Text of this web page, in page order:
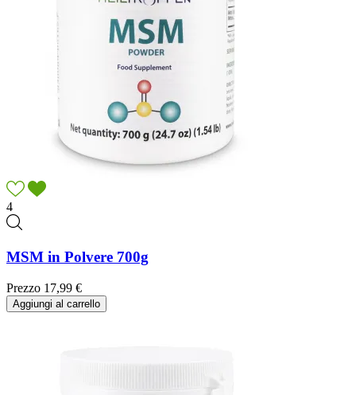
4
MSM in Polvere 700g
Prezzo 17,99 €
Aggiungi al carrello